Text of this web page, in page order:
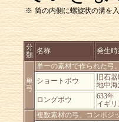
※ 筒の内側に螺旋状の溝を
分
類
名称 発生時
単
弓
単一の素材で作られた弓
ショートボウ
旧石
地中
ロングボウ
633年
イギリ
複数素材の弓。コンポジ